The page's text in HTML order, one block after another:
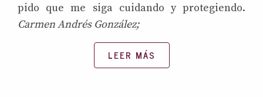
pido que me siga cuidando y protegiendo.
Carmen Andrés González;
LEER MÁS